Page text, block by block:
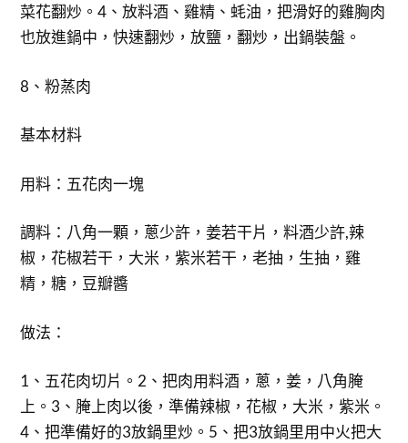
菜花翻炒。4、放料酒、雞精、蚝油，把滑好的雞胸肉
也放進鍋中，快速翻炒，放鹽，翻炒，出鍋裝盤。
8、粉蒸肉
基本材料
用料：五花肉一塊
調料：八角一顆，蔥少許，姜若干片，料酒少許,辣
椒，花椒若干，大米，紫米若干，老抽，生抽，雞
精，糖，豆瓣醬
做法：
1、五花肉切片。2、把肉用料酒，蔥，姜，八角腌
上。3、腌上肉以後，準備辣椒，花椒，大米，紫米。
4、把準備好的3放鍋里炒。5、把3放鍋里用中火把大